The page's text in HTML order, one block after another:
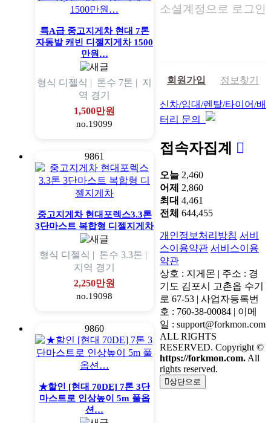
특A급 중고지게차 현대 7톤
자동발 캐빈 디젤지게차 1500
만원…
형식 디젤식 | 톤수 7톤 | 지
역 경기
1,500만원
no.19099
9861
중고지게차 현대포렉스3.3톤
3단마스트 복합형 디젤지게차
형식 디젤식 | 톤수 3.3톤 |
지역 경기
2,250만원
no.19098
9860
★할인 [현대 70DE] 7톤 3단
마스트로 인상높이 5m 풀옵
션…
소셜계정으로 로그인
회원가입 정보찾기
신차/임대/렌탈/타이어/배
터리 문의
접속자집계
오늘 2,460
어제 2,860
최대 4,461
전체 644,455
개인정보처리방침 서비
스이용약관 서비스이용
약관
상호 : 지게몬 | 주소 : 경
기도 김포시 고촌읍 수기
로 67-53 | 사업자등록번
호 : 760-38-00084 | 이메
일 : support@forkmon.com
ALL RIGHTS
RESERVED. Copyright ©
https://forkmon.com.All
rights reserved.
상단으로